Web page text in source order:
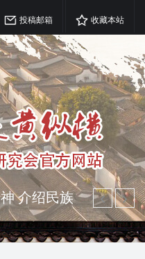
投稿邮箱 收藏本站
介绍民族
坚持古为